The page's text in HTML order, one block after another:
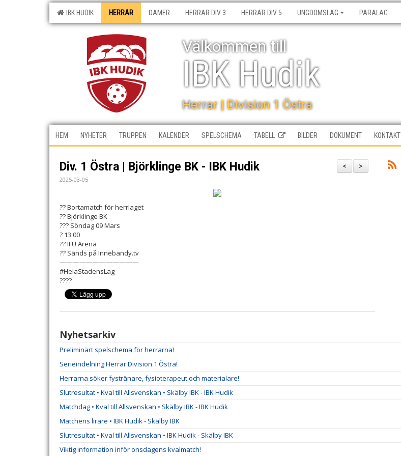
IBK HUDIK HERRAR DAMER HERRAR DIV 3 HERRAR DIV 5 UNGDOMSLAG PARALAG
IBK Hudik
Välkommen till
Herrar | Division 1 Östra
HEM NYHETER TRUPPEN KALENDER SPELSCHEMA TABELL BILDER DOKUMENT KONTAKT
>
<
Div. 1 Östra | Björklinge BK - IBK Hudik
2025-03-05
?? Bortamatch för herrlaget
?? Björklinge BK
??? Söndag 09 Mars
? 13:00
?? IFU Arena
?? Sänds på Innebandy.tv
————————————
#HelaStadensLag
????
Nyhetsarkiv
Preliminärt spelschema för herrarna!
Serieindelning Herrar Division 1 Östra!
Herrarna söker fystränare, fysioterapeut och materialare!
Slutresultat • Kval till Allsvenskan • Skälby IBK - IBK Hudik
Matchdag • Kval till Allsvenskan • Skälby IBK - IBK Hudik
Matchens lirare • IBK Hudik - Skälby IBK
Slutresultat • Kval till Allsvenskan • IBK Hudik - Skälby IBK
Viktig information inför onsdagens kvalmatch!